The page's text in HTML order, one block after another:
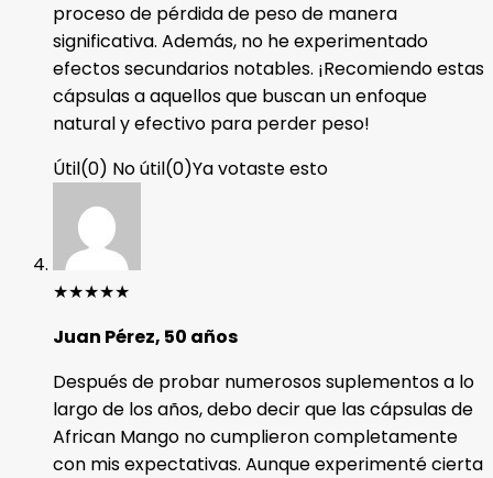
proceso de pérdida de peso de manera
significativa. Además, no he experimentado
efectos secundarios notables. ¡Recomiendo estas
cápsulas a aquellos que buscan un enfoque
natural y efectivo para perder peso!
Útil(0) No útil(0)Ya votaste esto
★★★★★
Juan Pérez, 50 años
Después de probar numerosos suplementos a lo
largo de los años, debo decir que las cápsulas de
African Mango no cumplieron completamente
con mis expectativas. Aunque experimenté cierta